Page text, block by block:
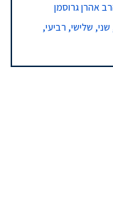
אהרן גרוסמן
שלישי, רביעי,